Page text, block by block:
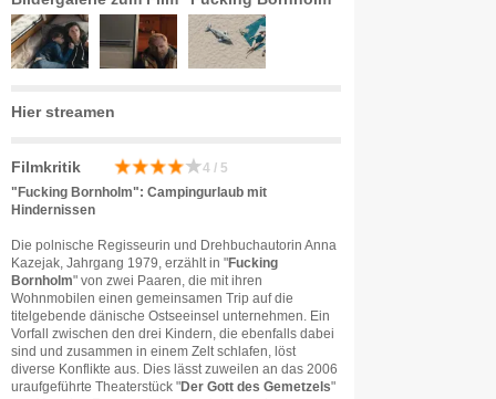
Hier streamen
Filmkritik 4 / 5
"Fucking Bornholm": Campingurlaub mit
Hindernissen
Die polnische Regisseurin und Drehbuchautorin Anna
Kazejak, Jahrgang 1979, erzählt in "Fucking
Bornholm" von zwei Paaren, die mit ihren
Wohnmobilen einen gemeinsamen Trip auf die
titelgebende dänische Ostseeinsel unternehmen. Ein
Vorfall zwischen den drei Kindern, die ebenfalls dabei
sind und zusammen in einem Zelt schlafen, löst
diverse Konflikte aus. Dies lässt zuweilen an das 2006
uraufgeführte Theaterstück "Der Gott des Gemetzels"